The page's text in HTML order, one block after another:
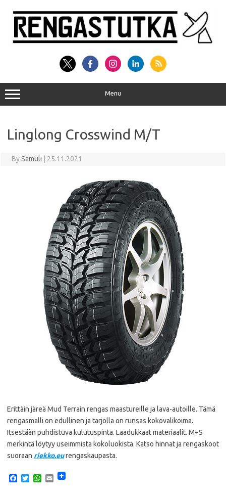
content
Menu
Linglong Crosswind M/T
BySamuli 25.11.2021
Erittäin järeä Mud Terrain rengas maastureille ja lava-autoille. Tämä
rengasmalli on edullinen ja tarjolla on runsas kokovalikoima.
Itsestään puhdistuva kulutuspinta. Laadukkaat materiaalit. M+S
merkintä löytyy useimmista kokoluokista. Katso hinnat ja rengaskoot
suoraan riekko.eurengaskaupasta.
T
W
E